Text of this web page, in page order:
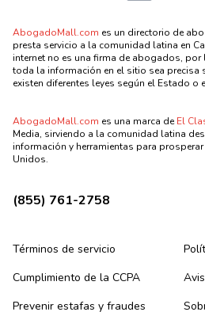
AbogadoMall.com es un directorio de
presta servicio a la comunidad latina en
internet no es una firma de abogados,
toda la información en el sitio sea precisa
existen diferentes leyes según el Estado o
AbogadoMall.com es una marca deEl
Media, sirviendo a la comunidad latina
información y herramientas para
Unidos.
(855) 761-2758
Términos de servicio
Cumplimiento de la CCPA
Prevenir estafas y fraudes